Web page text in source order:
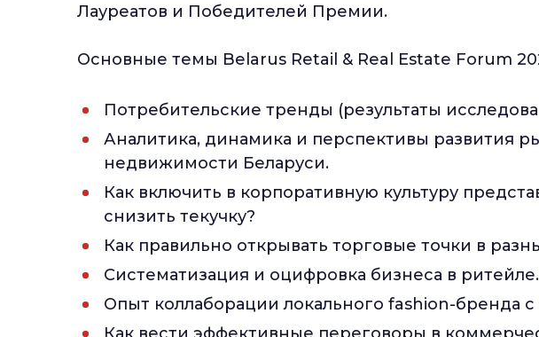
Лауреатов и Победителей Премии.
Основные темы Belarus Retail & Real Estate Forum
Потребительские тренды (результаты
Аналитика, динамика и перспективы развития
недвижимости Беларуси.
Как включить в корпоративную культуру
снизить текучку?
Как правильно открывать торговые точки в
Систематизация и оцифровка бизнеса в ритейле.
Опыт коллаборации локального fashion-бренда
Как вести эффективные переговоры в